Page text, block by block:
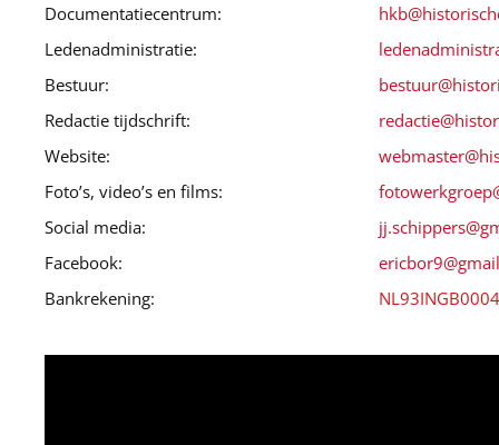
Documentatiecentrum:
Ledenadministratie:
Bestuur:
Redactie tijdschrift:
Website:
Foto’s, video’s en films:
Social media:
Facebook:
Bankrekening: